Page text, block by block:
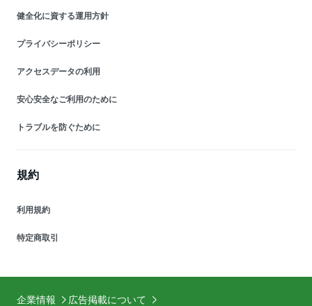
健全化に資する運用方針
プライバシーポリシー
アクセスデータの利用
安心安全なご利用のために
トラブルを防ぐために
規約
利用規約
特定商取引
企業情報 広告掲載について